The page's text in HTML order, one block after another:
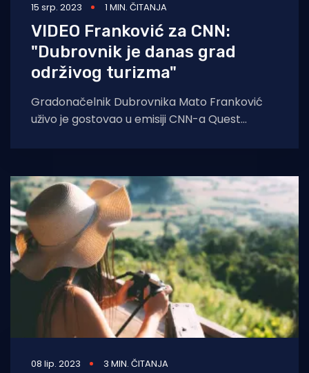
15 srp. 2023 1 MIN. ČITANJA
VIDEO Franković za CNN:
"Dubrovnik je danas grad
održivog turizma"
Gradonačelnik Dubrovnika Mato Franković
uživo je gostovao u emisiji CNN-a Quest
temperatura u
08 lip. 2023 3 MIN. ČITANJA